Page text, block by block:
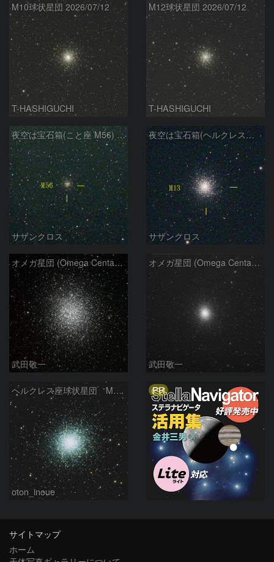
M10球状星団 2026/07/12
T-HASHIGUCHI
M12球状星団 2026/07/12
T-HASHIGUCHI
夜空は宝石箱(こと座 M56) Seestar50
サザンクロス
夜空は宝石箱(ヘルクレス座 M13) Seestar50
サザンクロス
オメガ星団 (Omega Centauri)
武田敬一
オメガ星団 (Omega Centauri)
武田敬一
ヘルクレス座球状星団 M１３（RGB合成）
oton_inoue
PR
サイトマップ
ホーム